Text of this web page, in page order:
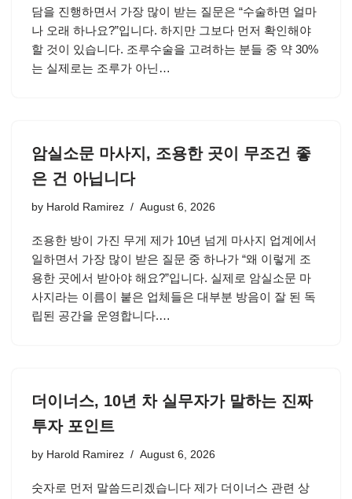
담을 진행하면서 가장 많이 받는 질문은 “수술하면 얼마
나 오래 하나요?”입니다. 하지만 그보다 먼저 확인해야
할 것이 있습니다. 조루수술을 고려하는 분들 중 약 30%
는 실제로는 조루가 아닌…
암실소문 마사지, 조용한 곳이 무조건 좋
은 건 아닙니다
by Harold Ramirez August 6, 2026
조용한 방이 가진 무게 제가 10년 넘게 마사지 업계에서
일하면서 가장 많이 받은 질문 중 하나가 “왜 이렇게 조
용한 곳에서 받아야 해요?”입니다. 실제로 암실소문 마
사지라는 이름이 붙은 업체들은 대부분 방음이 잘 된 독
립된 공간을 운영합니다.…
더이너스, 10년 차 실무자가 말하는 진짜
투자 포인트
by Harold Ramirez August 6, 2026
숫자로 먼저 말씀드리겠습니다 제가 더이너스 관련 상